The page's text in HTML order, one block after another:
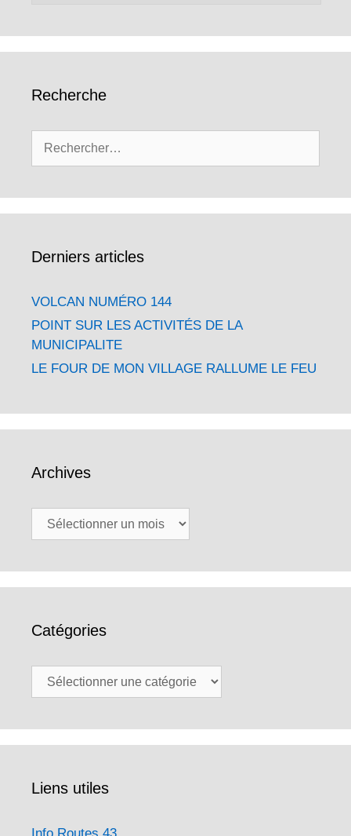
Recherche
Rechercher :
Derniers articles
VOLCAN NUMÉRO 144
POINT SUR LES ACTIVITÉS DE LA
MUNICIPALITE
LE FOUR DE MON VILLAGE RALLUME LE FEU
Archives
Archives
Catégories
Catégories
Liens utiles